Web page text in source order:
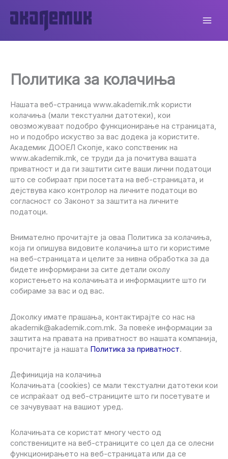
content
Политика за колачиња
Нашата веб-страница www.akademik.mk користи
колачиња (мали текстуални датотеки), кои
овозможуваат подобро функционирање на страницата,
но и подобро искуство за вас додека ја користите.
Академик ДООЕЛ Скопје, како сопственик на
www.akademik.mk, се труди да ја почитува вашата
приватност и да ги заштити сите ваши лични податоци
што се собираат при посетата на веб-страницата, и
дејствува како контролор на личните податоци во
согласност со Законот за заштита на личните
податоци.
Внимателно прочитајте ја оваа Политика за колачиња,
која ги опишува видовите колачиња што ги користиме
на веб-страницата и целите за нивна обработка за да
бидете информирани за сите детали околу
користењето на колачињата и информациите што ги
собираме за вас и од вас.
Доколку имате прашања, контактирајте со нас на
akademik@akademik.com.mk. За повеќе информации за
заштита на правата на приватност во нашата компанија,
прочитајте ја нашата Политика за приватност.
Дефиниција на колачиња
Колачињата (cookies) се мали текстуални датотеки кои
се испраќаат од веб-страниците што ги посетувате и
се зачувуваат на вашиот уред.
Колачињата се користат многу често од
сопствениците на веб-страниците со цел да се олесни
функционирањето на веб-страницата или да се